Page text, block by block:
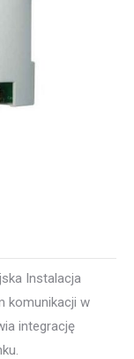
Instalacja
komunikacji w
integrację